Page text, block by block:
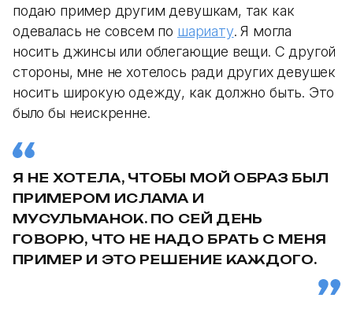
подаю пример другим девушкам, так как
одевалась не совсем по шариату. Я могла
носить джинсы или облегающие вещи. С другой
стороны, мне не хотелось ради других девушек
носить широкую одежду, как должно быть. Это
было бы неискренне.
Я НЕ ХОТЕЛА, ЧТОБЫ МОЙ ОБРАЗ БЫЛ
ПРИМЕРОМ ИСЛАМА И
МУСУЛЬМАНОК. ПО СЕЙ ДЕНЬ
ГОВОРЮ, ЧТО НЕ НАДО БРАТЬ С МЕНЯ
ПРИМЕР И ЭТО РЕШЕНИЕ КАЖДОГО.